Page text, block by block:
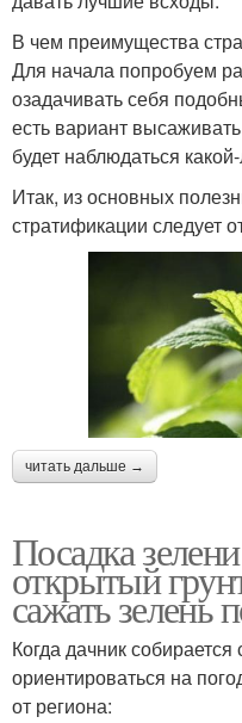
В чем преимущества
Для начала попробуем
озадачивать себя
есть вариант
будет наблюдаться
Итак, из основных
стратификации следует
читать дальше →
Посадка
открытый
сажать зелень
Когда дачник
ориентироваться на
от региона: